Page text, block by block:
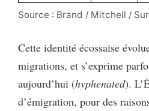
Source : Brand / Mitchell /
Cette identité écossaise
migrations, et s’exprime
aujourd’hui (hyphenated).
d’émigration, pour des